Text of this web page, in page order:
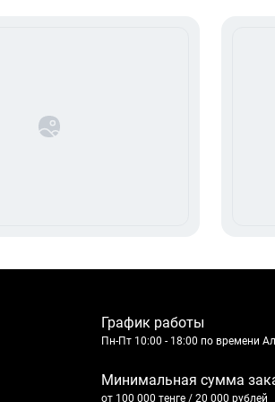
График работы
Пн-Пт 10:00 - 18:00 по времени
Минимальная сумма
от 100 000 тенге / 20 000 рублей